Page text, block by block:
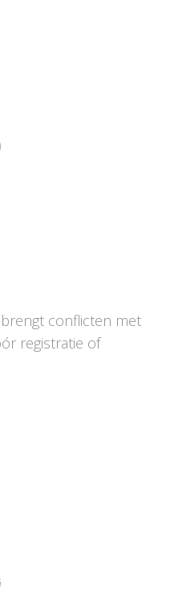
de aanvraag
conflicten met
registratie of
octrooi